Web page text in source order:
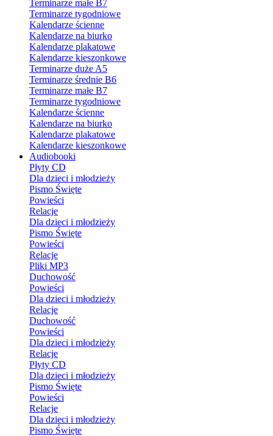
Terminarze małe B7
Terminarze tygodniowe
Kalendarze ścienne
Kalendarze na biurko
Kalendarze plakatowe
Kalendarze kieszonkowe
Terminarze duże A5
Terminarze średnie B6
Terminarze małe B7
Terminarze tygodniowe
Kalendarze ścienne
Kalendarze na biurko
Kalendarze plakatowe
Kalendarze kieszonkowe
Audiobooki
Płyty CD
Dla dzieci i młodzieży
Pismo Święte
Powieści
Relacje
Dla dzieci i młodzieży
Pismo Święte
Powieści
Relacje
Pliki MP3
Duchowość
Powieści
Dla dzieci i młodzieży
Relacje
Duchowość
Powieści
Dla dzieci i młodzieży
Relacje
Płyty CD
Dla dzieci i młodzieży
Pismo Święte
Powieści
Relacje
Dla dzieci i młodzieży
Pismo Święte